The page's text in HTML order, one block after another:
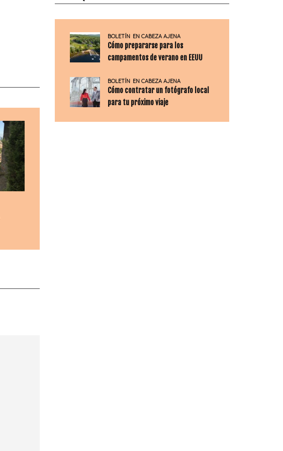
BOLETÍN EN CABEZA AJENA
Cómo prepararse para los
campamentos de verano en EEUU
BOLETÍN EN CABEZA AJENA
Cómo contratar un fotógrafo local
para tu próximo viaje